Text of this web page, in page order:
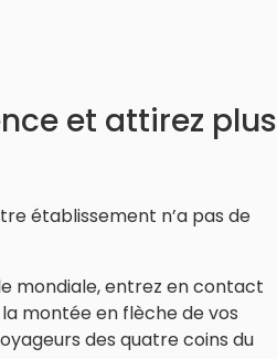
et attirez plus
établissement n’a pas de
mondiale, entrez en contact
montée en flèche de vos
des quatre coins du